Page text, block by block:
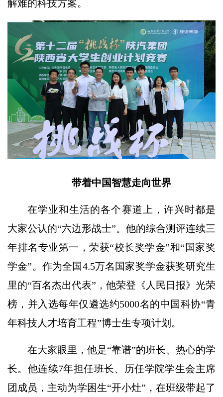
解难的科技方案。
带着中国智慧走向世界
在学业和生活的各个赛道上，许兴时都是
大家公认的“六边形战士”。他的综合测评连续三
年排名专业第一，荣获“校长奖学金”和“国家奖
学金”。作为全国4.5万名国家奖学金获奖研究生
里的“百名杰出代表”，他荣登《人民日报》光荣
榜，并入选每年仅遴选约5000名的中国科协“青
年科技人才培育工程”博士生专项计划。
在大家眼里，他是“靠谱”的班长、热心的学
长。他连续7年担任班长、历任学院学生会主席
团成员，主动为学困生“开小灶”，在班级带起了